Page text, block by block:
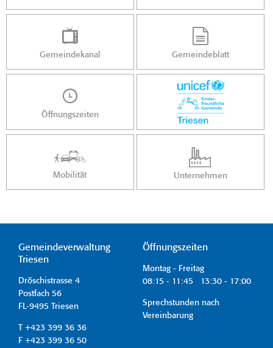
Gemeindekanal Gemeindeblatt
Öffnungszeiten
Mobilität Unternehmen
Gemeindeverwaltung
Triesen
Dröschistrasse 4
Postfach 56
FL-9495 Triesen
T +423 399 36 36
F +423 399 36 50
Öffnungszeiten
Montag - Freitag
08:15 - 11:45 13:30 - 17:00
Sprechstunden nach
Vereinbarung